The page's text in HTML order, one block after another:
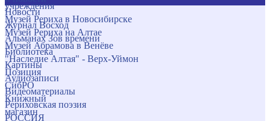
учреждения
Музей Рериха в Новосибирске
Музей Рериха на Алтае
Музей Абрамова в Венёве
"Наследие Алтая" - Верх-Уймон
Позиция
СибРО
Книжный
магазин
Новости
Журнал Восход
Альманах Зов времени
Библиотека
Картины
Аудиозаписи
Видеоматериалы
Рериховская поэзия
РОССИЯ